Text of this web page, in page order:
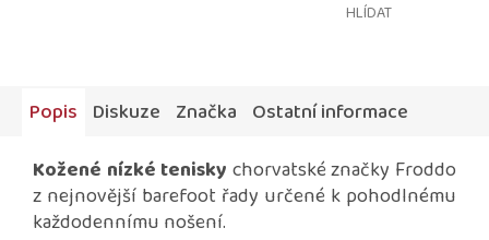
HLÍDAT
Popis Diskuze Značka Ostatní informace
Kožené nízké tenisky chorvatské značky Froddo
z nejnovější barefoot řady určené k pohodlnému
každodennímu nošení.